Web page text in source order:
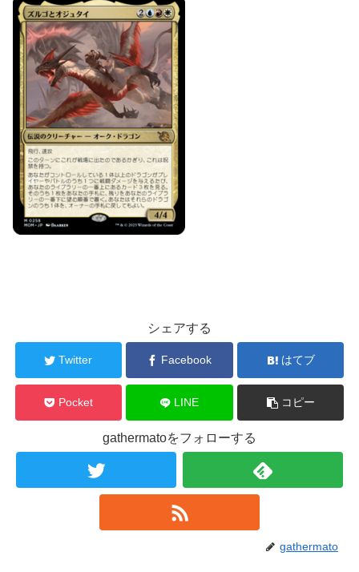
シェアする
Twitter Facebook はてブ
Pocket LINE コピー
gathermatoをフォローする
gathermato